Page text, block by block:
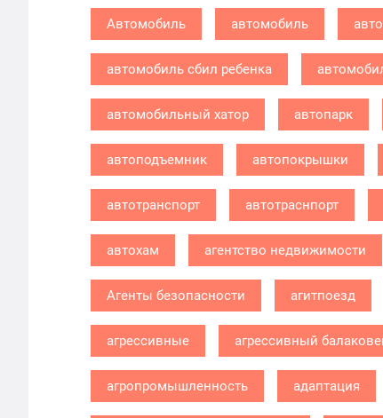
Автомобиль автомобиль
автомобиль сбил ребенка
автомобильный хатор автопарк
автоподъемник автопокрышки
автотранспорт автотраснпорт
автохам агентство недвижимости
Агенты безопасности агитпоезд
агрессивные агрессивный
агропромышленность адаптация